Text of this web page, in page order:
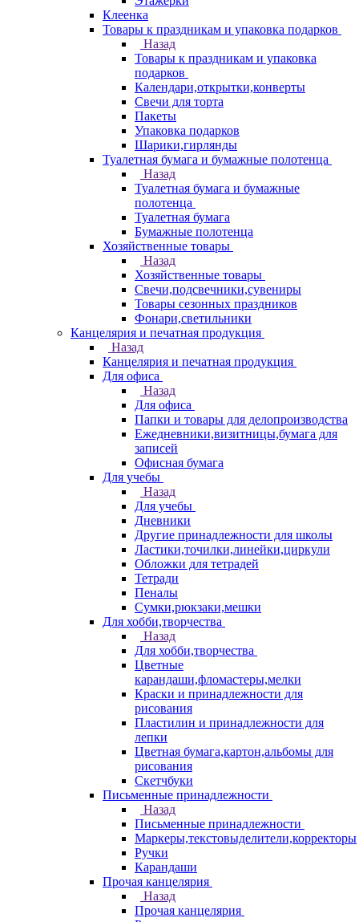
Клеенка
Товары к праздникам и упаковка подарков
Назад
Товары к праздникам и упаковка
подарков
Календари,открытки,конверты
Свечи для торта
Пакеты
Упаковка подарков
Шарики,гирлянды
Туалетная бумага и бумажные полотенца
Назад
Туалетная бумага и бумажные
полотенца
Туалетная бумага
Бумажные полотенца
Хозяйственные товары
Назад
Хозяйственные товары
Свечи,подсвечники,сувениры
Товары сезонных праздников
Фонари,светильники
Канцелярия и печатная продукция
Назад
Канцелярия и печатная продукция
Для офиса
Назад
Для офиса
Папки и товары для делопроизводства
Ежедневники,визитницы,бумага для
записей
Офисная бумага
Для учебы
Назад
Для учебы
Дневники
Другие принадлежности для школы
Ластики,точилки,линейки,циркули
Обложки для тетрадей
Тетради
Пеналы
Сумки,рюкзаки,мешки
Для хобби,творчества
Назад
Для хобби,творчества
Цветные
карандаши,фломастеры,мелки
Краски и принадлежности для
рисования
Пластилин и принадлежности для
лепки
Цветная бумага,картон,альбомы для
рисования
Скетчбуки
Письменные принадлежности
Назад
Письменные принадлежности
Маркеры,текстовыделители,корректоры
Ручки
Карандаши
Прочая канцелярия
Назад
Прочая канцелярия